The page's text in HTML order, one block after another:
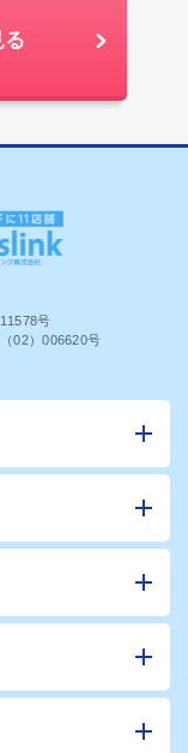
号
02）006620号